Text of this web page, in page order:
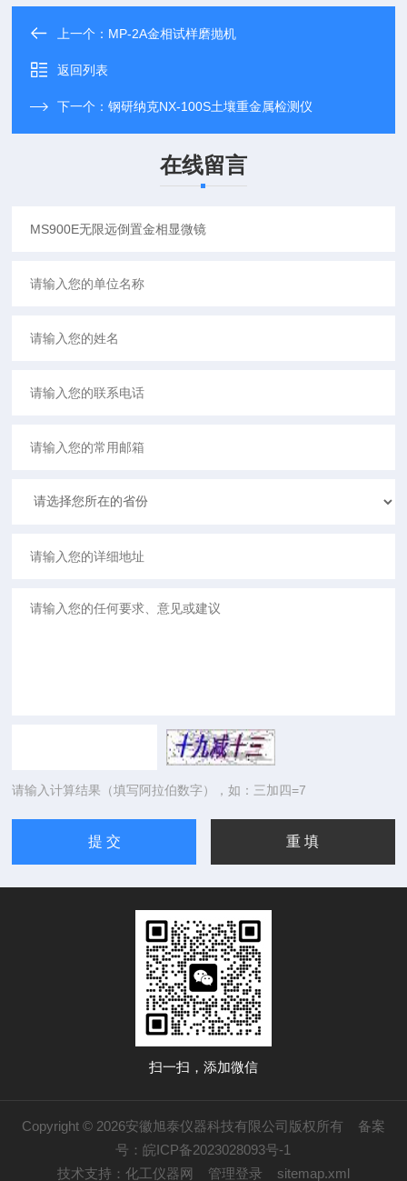
上一个： MP-2A金相试样磨抛机
返回列表
下一个：钢研纳克NX-100S土壤重金属检测仪
在线留言
请输入计算结果（填写阿拉伯数字），如：三加四=7
扫一扫，添加微信
Copyright © 2026安徽旭泰仪器科技有限公司版权所有 备案
号：皖ICP备2023028093号-1
技术支持： 化工仪器网 管理登录 sitemap.xml